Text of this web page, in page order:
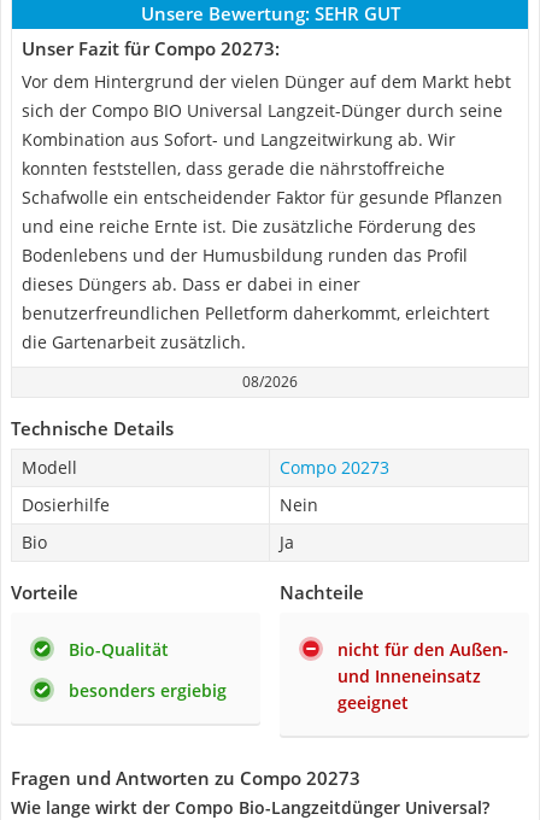
Unsere Bewertung: SEHR GUT
Unser Fazit für Compo 20273:
Vor dem Hintergrund der vielen Dünger auf dem Markt hebt
sich der Compo BIO Universal Langzeit-Dünger durch seine
Kombination aus Sofort- und Langzeitwirkung ab. Wir
konnten feststellen, dass gerade die nährstoffreiche
Schafwolle ein entscheidender Faktor für gesunde Pflanzen
und eine reiche Ernte ist. Die zusätzliche Förderung des
Bodenlebens und der Humusbildung runden das Profil
dieses Düngers ab. Dass er dabei in einer
benutzerfreundlichen Pelletform daherkommt, erleichtert
die Gartenarbeit zusätzlich.
08/2026
Technische Details
Modell
Compo 20273
Dosierhilfe
Nein
Bio
Ja
Vorteile
Bio-Qualität
besonders ergiebig
Nachteile
nicht für den Außen-
und Inneneinsatz
geeignet
Fragen und Antworten zu Compo 20273
Wie lange wirkt der Compo Bio-Langzeitdünger Universal?